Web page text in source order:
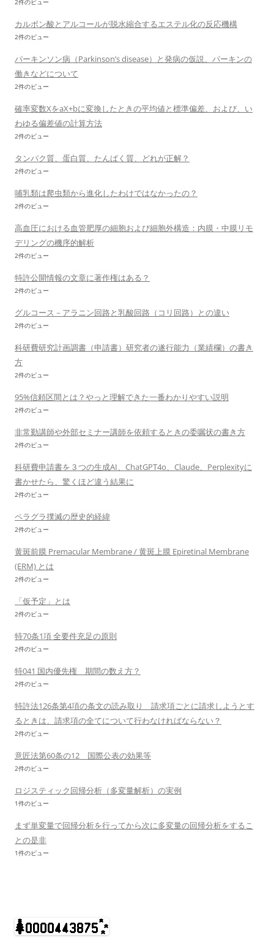
2件のビュー
カルボン酸とアルコールが脱水縮合するエステル化の反応機構
2件のビュー
パーキンソン病（Parkinson’s disease）と発病の仮説、パーキンの
働きなどについて
2件のビュー
確率変数XをaX+bに変換したときの平均値と標準偏差、および、い
わゆる偏差値の計算方法
2件のビュー
タンパク質、蛋白質、たんぱく質、どれが正解？
2件のビュー
哺乳類は爬虫類から進化したわけではなかったの？
2件のビュー
高血圧における血管肥厚の細胞および細胞外構造：内膜・中膜リモ
デリングの機序的解析
2件のビュー
特許公開情報の文章に著作権はある？
2件のビュー
グルコース－アラニン回路と乳酸回路（コリ回路）との違い
2件のビュー
科研費研究計画調書（申請書）研究者の遂行能力（業績欄）の書き
方
2件のビュー
95%信頼区間とは？やっと理解できた一番わかりやすい説明
2件のビュー
非常勤講師や外部セミナー講師を依頼するときの委嘱状の書き方
2件のビュー
科研費申請書を３つの生成AI、ChatGPT4o、Claude、Perplexityに
書かせたら、驚くほど違う結果に
2件のビュー
ペラグラ撲滅の歴史的経緯
2件のビュー
黄斑前膜 Premacular Membrane / 黄斑上膜 Epiretinal Membrane
(ERM) とは
2件のビュー
「仮予定」とは
2件のビュー
特70条1項 全要件充足の原則
2件のビュー
特041 国内優先権 期間の数え方？
2件のビュー
特許法126条第4項の条文の読み取り 請求項ごとに請求しようとす
るときは、請求項の全てについて行わなければならない？
2件のビュー
意匠法第60条の12 国際公表の効果等
2件のビュー
ロジスティック回帰分析（多変量解析）の実例
1件のビュー
まず単変量で回帰分析を行ってから次に多変量の回帰分析をするこ
との是非
1件のビュー